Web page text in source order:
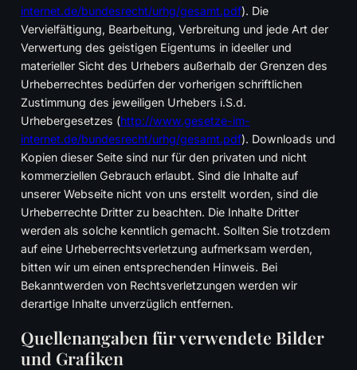
internet.de/bundesrecht/urhg/gesamt.pdf). Die
Vervielfältigung, Bearbeitung, Verbreitung und jede Art der
Verwertung des geistigen Eigentums in ideeller und
materieller Sicht des Urhebers außerhalb der Grenzen des
Urheberrechtes bedürfen der vorherigen schriftlichen
Zustimmung des jeweiligen Urhebers i.S.d.
Urhebergesetzes (http://www.gesetze-im-
internet.de/bundesrecht/urhg/gesamt.pdf). Downloads und
Kopien dieser Seite sind nur für den privaten und nicht
kommerziellen Gebrauch erlaubt. Sind die Inhalte auf
unserer Webseite nicht von uns erstellt worden, sind die
Urheberrechte Dritter zu beachten. Die Inhalte Dritter
werden als solche kenntlich gemacht. Sollten Sie trotzdem
auf eine Urheberrechtsverletzung aufmerksam werden,
bitten wir um einen entsprechenden Hinweis. Bei
Bekanntwerden von Rechtsverletzungen werden wir
derartige Inhalte unverzüglich entfernen.
Quellenangaben für verwendete Bilder
und Grafiken